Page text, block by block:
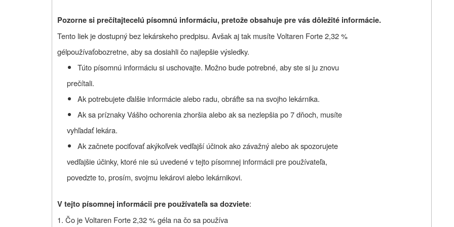
Pozorne si prečítajtecelú písomnú informáciu, pretože obsahuje pre vás dôležité informácie.
Tento liek je dostupný bez lekárskeho predpisu. Avšak aj tak musíte Voltaren Forte 2,32 %
gélpoužívaťobozretne, aby sa dosiahli čo najlepšie výsledky.
Túto písomnú informáciu si uschovajte. Možno bude potrebné, aby ste si ju znovu
prečítali.
Ak potrebujete ďalšie informácie alebo radu, obráťte sa na svojho lekárnika.
Ak sa príznaky Vášho ochorenia zhoršia alebo ak sa nezlepšia po 7 dňoch, musíte
vyhľadať lekára.
Ak začnete pociťovať akýkoľvek vedľajší účinok ako závažný alebo ak spozorujete
vedľajšie účinky, ktoré nie sú uvedené v tejto písomnej informácii pre používateľa,
povedzte to, prosím, svojmu lekárovi alebo lekárnikovi.
V tejto písomnej informácii pre používateľa sa dozviete:
1. Čo jeVoltaren Forte 2,32 %géla na čo sa používa